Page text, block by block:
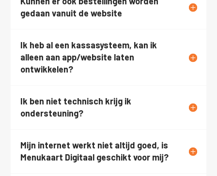
gedaan vanuit de website
Ik heb al een kassasysteem, kan ik
alleen aan app/website laten
ontwikkelen?
Ik ben niet technisch krijg ik
ondersteuning?
Mijn internet werkt niet altijd goed, is
Menukaart Digitaal geschikt voor mij?